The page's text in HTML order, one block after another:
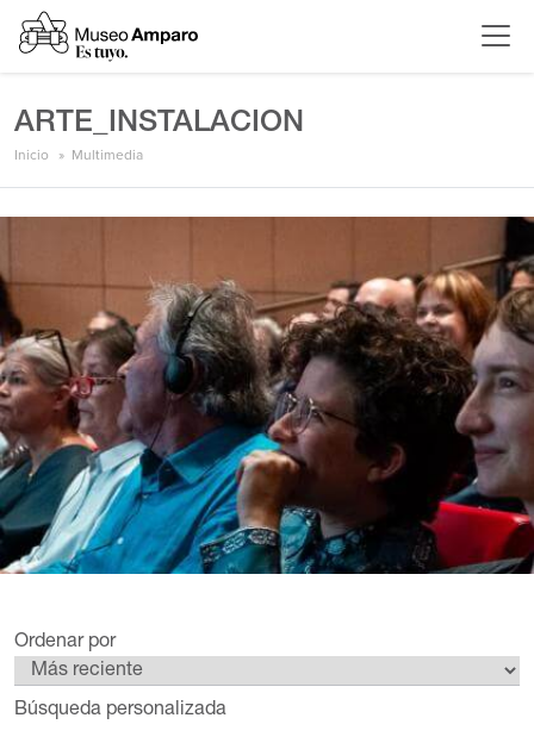
ARTE_INSTALACION
Inicio Multimedia
Ordenar por
Búsqueda personalizada